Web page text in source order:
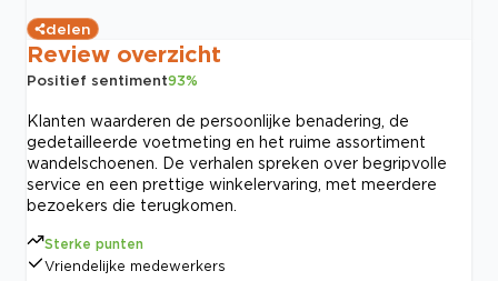
delen
Review overzicht
Positief sentiment93%
Klanten waarderen de persoonlijke benadering, de
gedetailleerde voetmeting en het ruime assortiment
wandelschoenen. De verhalen spreken over begripvolle
service en een prettige winkelervaring, met meerdere
bezoekers die terugkomen.
Sterke punten
Vriendelijke medewerkers